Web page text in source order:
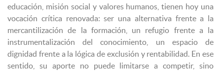
educación, misión social y valores humanos, tienen hoy una
vocación crítica renovada: ser una alternativa frente a la
mercantilización de la formación, un refugio frente a la
instrumentalización del conocimiento, un espacio de
dignidad frente a la lógica de exclusión y rentabilidad. En ese
sentido, su aporte no puede limitarse a competir, sino